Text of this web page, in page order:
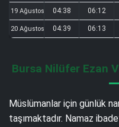
19 Ağustos 04:38 06:12
20 Ağustos 04:39 06:13
Bursa Nilüfer Ezan
Müslümanlar için günlük
taşımaktadır. Namaz